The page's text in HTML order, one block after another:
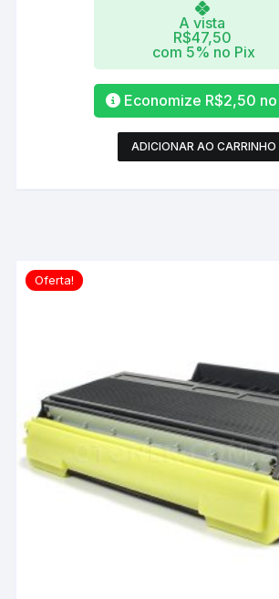
A vista
R$47,50
com 5% no Pix
Economize R$2,50
ADICIONAR AO CARRINHO
Oferta!